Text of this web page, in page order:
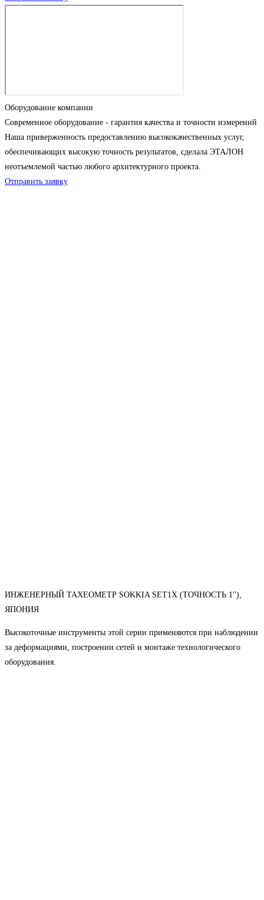
Оборудование компании
Современное оборудование - гарантия качества и точности измерений
Наша приверженность предоставлению высококачественных услуг,
обеспечивающих высокую точность результатов, сделала ЭТАЛОН
неотъемлемой частью любого архитектурного проекта.
Отправить заявку
ИНЖЕНЕРНЫЙ ТАХЕОМЕТР SOKKIA SET1X (ТОЧНОСТЬ 1"),
ЯПОНИЯ
Высокоточные инструменты этой серии применяются при наблюдении
за деформациями, построении сетей и монтаже технологического
оборудования.